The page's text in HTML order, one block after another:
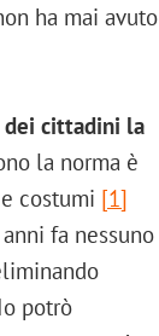
ha mai avuto
cittadini la
la norma è
costumi [1]
fa nessuno
potrò